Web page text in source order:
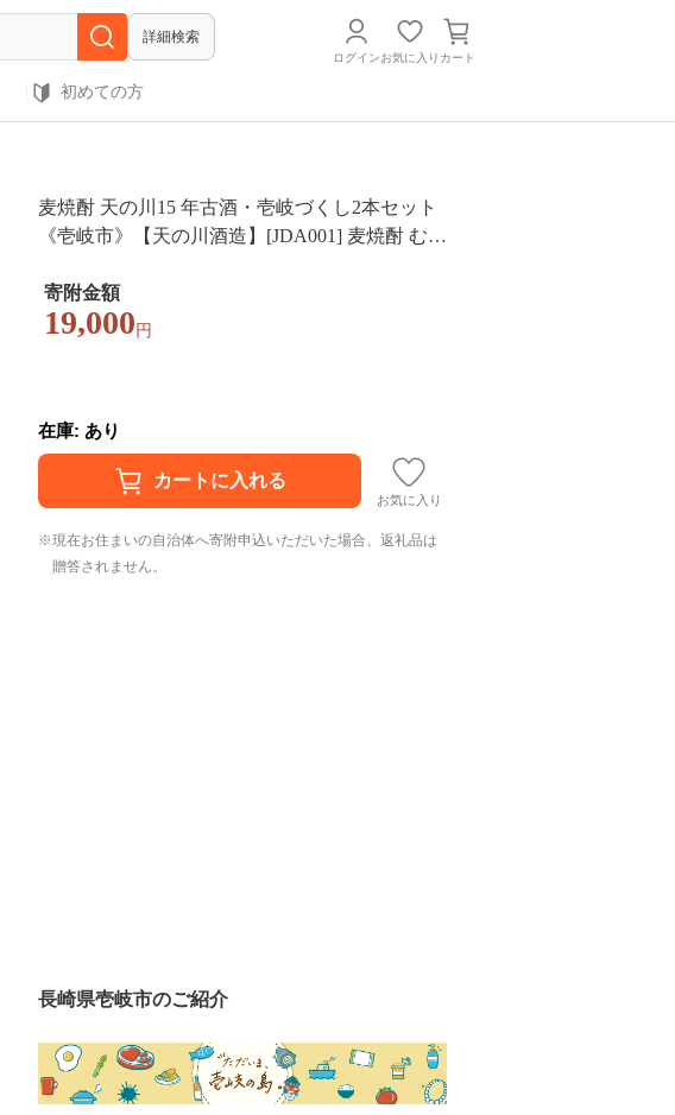
詳細検索
ログインお気に入り カート
初めての方
麦焼酎 天の川15 年古酒・壱岐づくし2本セット
《壱岐市》【天の川酒造】[JDA001] 麦焼酎 むぎ
寄附金額
19,000 円
在庫: あり
お気に入り
現在お住まいの自治体へ寄附申込いただいた場合、返礼品は
贈答されません。
長崎県壱岐市のご紹介